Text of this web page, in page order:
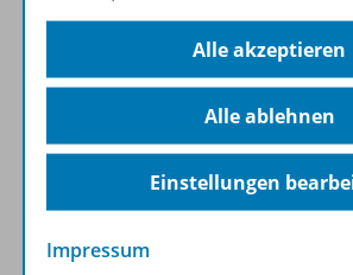
ZU DEN
Informationen
Alle akzeptieren
Alle ablehnen
Einstellungen
Impressum